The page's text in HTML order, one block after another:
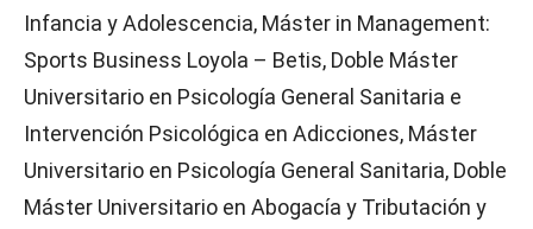
Infancia y Adolescencia, Máster in Management:
Sports Business Loyola – Betis, Doble Máster
Universitario en Psicología General Sanitaria e
Intervención Psicológica en Adicciones, Máster
Universitario en Psicología General Sanitaria, Doble
Máster Universitario en Abogacía y Tributación y